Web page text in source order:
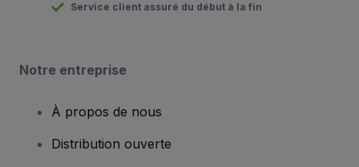
Service client assuré du début à la fin
Notre entreprise
À propos de nous
Distribution ouverte